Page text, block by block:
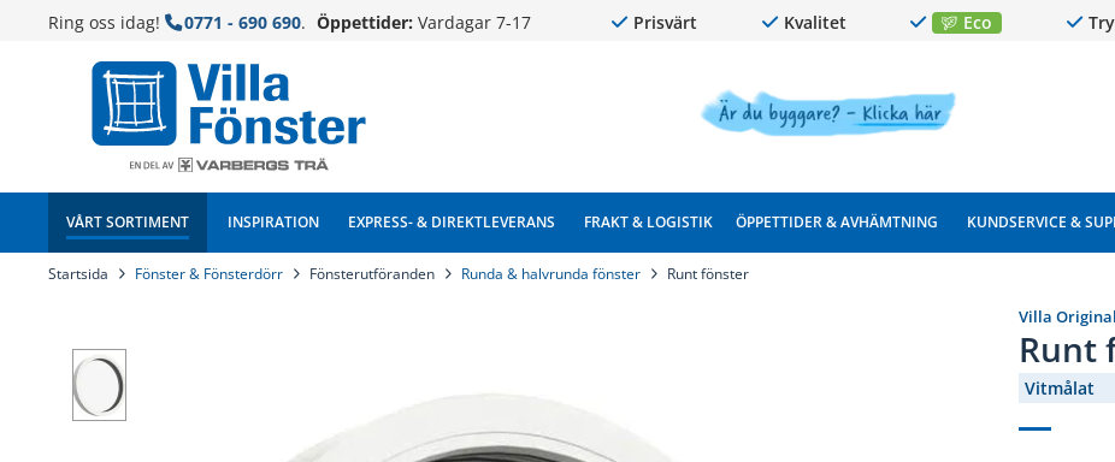
Ring oss idag! 0771 - 690 690. Öppettider: Vardagar 7-17 Prisvärt Kvalitet Eco
VÅRT SORTIMENT INSPIRATION EXPRESS- & DIREKTLEVERANS FRAKT & LOGISTIK ÖPPETTIDER & AVHÄMTNING KUNDSERVICE &
Startsida Fönster & Fönsterdörr Fönsterutföranden Runda & halvrunda fönster Runt fönster
Villa Original
Runt
Vitmålat